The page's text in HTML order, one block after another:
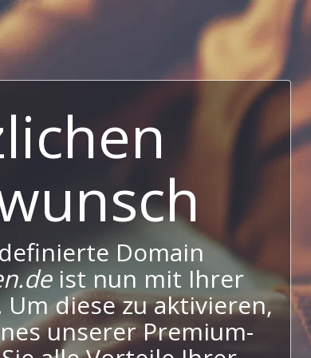
Domain
ist nun mit Ihrer
diese zu aktivieren,
unserer Premium-